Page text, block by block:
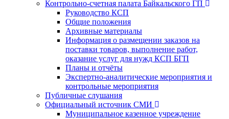
Контрольно-счетная палата Байкальского ГП
Руководство КСП
Общие положения
Архивные материалы
Информация о размещении заказов на
поставки товаров, выполнение работ,
оказание услуг для нужд КСП БГП
Планы и отчёты
Экспертно-аналитические мероприятия и
контрольные мероприятия
Публичные слушания
Официальный источник СМИ
Муниципальное казенное учреждение